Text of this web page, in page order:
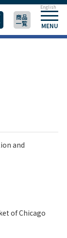
商品
一覧 MENU
English
and
of Chicago